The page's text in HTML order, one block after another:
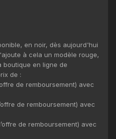
en noir, dès aujourd'hui
à cela un modèle rouge,
boutique en ligne de
de :
de remboursement) avec
de remboursement) avec
de remboursement) avec